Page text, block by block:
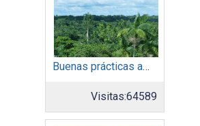
Buenas prácticas ambientales 2014
Visitas:64589